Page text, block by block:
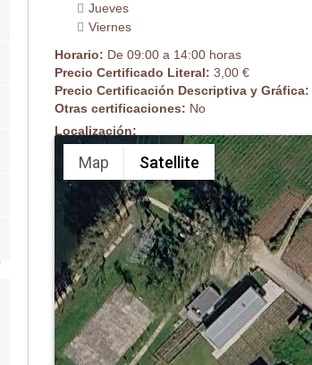
Jueves
Viernes
Horario: De 09:00 a 14:00 horas
Precio Certificado Literal: 3,00 €
Precio Certificación Descriptiva y Gráfica:
Otras certificaciones: No
Localización:
Map Satellite